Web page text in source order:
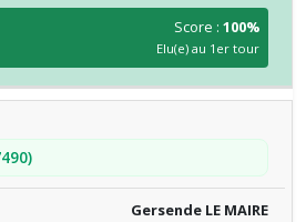
Score :100%
Elu(e) au 1er tour
Gersende LE MAIRE